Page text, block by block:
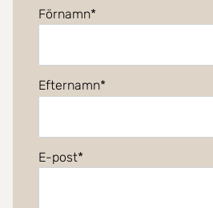
Förnamn
Efternamn
E-post